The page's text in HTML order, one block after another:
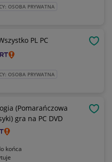
OSOBA PRYWATNA
PL PC
OSOBA PRYWATNA
(Pomarańczowa
gra na PC DVD
końca